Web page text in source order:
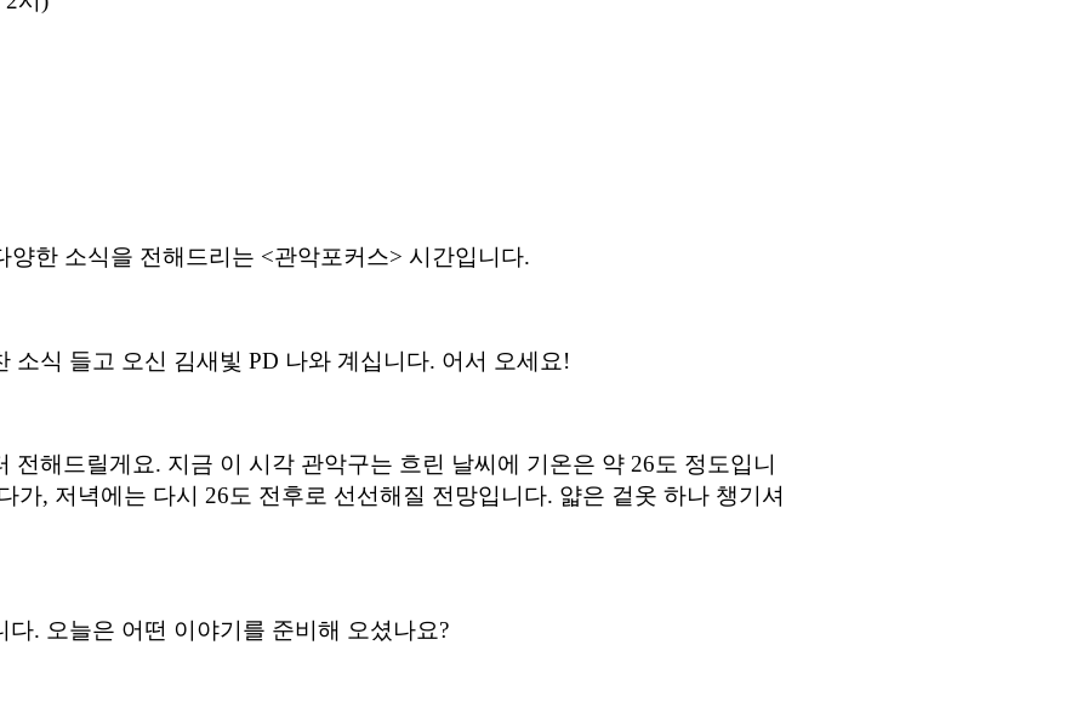
양한 소식을 전해드리는 <관악포커스> 시간입니다.
소식 들고 오신 김새빛 PD 나와 계십니다. 어서 오세요 !
전해드릴게요. 지금 이 시각 관악구는 흐린 날씨에 기온은 약 26도 정도입니
가, 저녁에는 다시 26도 전후로 선선해질 전망입니다. 얇은 겉옷 하나 챙기셔
다. 오늘은 어떤 이야기를 준비해 오셨나요?